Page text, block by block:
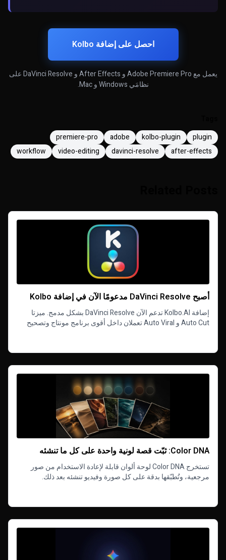
احصل على إضافة Kolbo
يعمل مع Adobe Premiere Pro و After Effects و DaVinci Resolve على
نظامَي Windows و Mac.
plugin
kolbo-plugin
adobe
premiere-pro
after-effects
davinci-resolve
video-editing
workflow
أصبح DaVinci Resolve مدعومًا الآن في إضافة Kolbo
إضافة Kolbo.AI تدعم الآن DaVinci Resolve بشكل مدمج. ميزتا
Auto Cut و Auto Viral تعملان داخل أقوى برنامج مونتاج وتصحيح
Color DNA: ثبّت قصة لونية واحدة على كل ما تنشئه
تستخرج Color DNA لوحة ألوان قابلة لإعادة الاستخدام من صور
مرجعية، وتُطبّقها بدقة على كل صورة وفيديو تنشئه بعد ذلك.